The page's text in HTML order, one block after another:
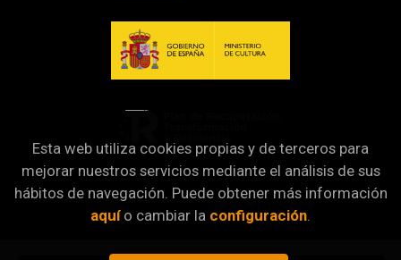
Esta web utiliza cookies propias y de terceros para
mejorar nuestros servicios mediante el análisis de sus
hábitos de navegación. Puede obtener más información
aquío cambiar la configuración.